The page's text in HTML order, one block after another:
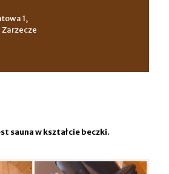
1,
sauna w kształcie beczki.